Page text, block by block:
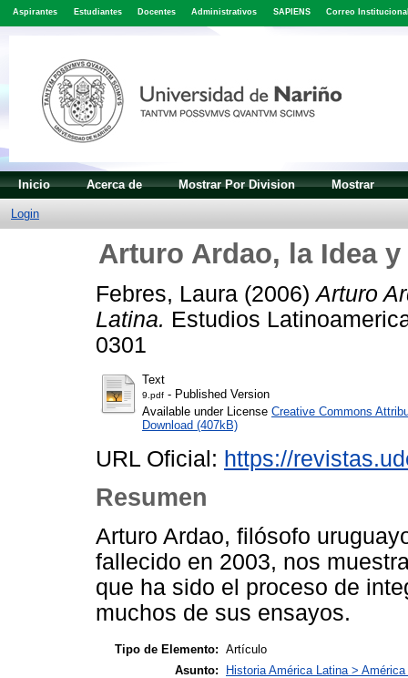
Aspirantes Estudiantes Docentes Administrativos SAPIENS Correo
Inicio Acerca de Mostrar Por Division Mostrar
Login
Arturo Ardao, la Idea
Febres, Laura (2006)Arturo
Latina. Estudios
0301
Text
9.pdf - Published Version
Available under License Creative Commons
Download (407kB)
URL Oficial: https://
Resumen
Arturo Ardao, filósofo
fallecido en 2003, nos
que ha sido el proceso de
muchos de sus ensayos.
Tipo de Elemento: Artículo
Asunto:
Historia América Latina >